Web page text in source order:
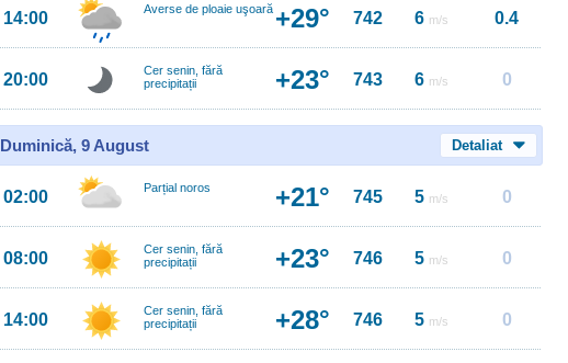
14:00 Averse de ploaie uşoară +29° 742 6 m/s 0.4
20:00
Cer senin, fără
precipitații
+23° 743 6 m/s 0
Duminică, 9 August Detaliat
02:00 Parțial noros +21° 745 5 m/s 0
08:00
Cer senin, fără
precipitații
+23° 746 5 m/s 0
14:00
Cer senin, fără
precipitații
+28° 746 5 m/s 0